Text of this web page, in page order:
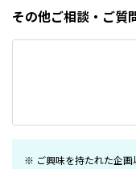
その他ご相談・ご質
ご興味を持たれた企